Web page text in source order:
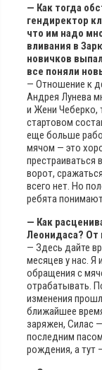
— Как тогда
гендиректор
что им надо
вливания в
новичков
все поняли
— Отношение к
Андрея Лунева
и Жени Чеберко,
стартовом
еще больше
мячом — это
престраиваться
ворот,
всего нет. Но
ребята
— Как
Леонидаса? От
— Здесь дайте
месяцев у нас. Я
обращения с
отрабатывать.
изменения
ближайшее
заряжен, Силас
последним
рождения, а тут